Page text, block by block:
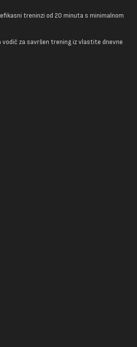
treninzi od 20 minuta s minimalnom
vodič za savršen trening iz vlastite dnevne